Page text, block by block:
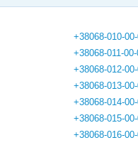
+38068-010-
+38068-011-
+38068-012-
+38068-013-
+38068-014-
+38068-015-
+38068-016-